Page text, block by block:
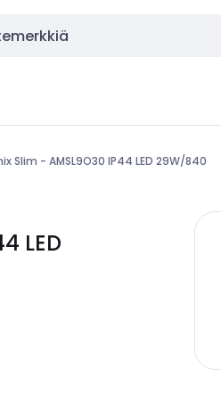
Slim - AMSL9O30 IP44 LED 29W/840
LED